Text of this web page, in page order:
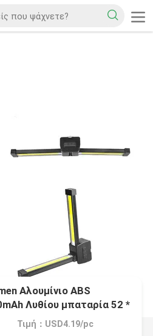
Αλουμίνιο ABS
Λυθίου μπαταρία 52 *
Τιμή：USD4.19/pc